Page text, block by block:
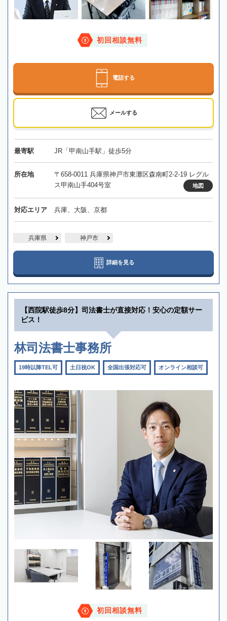
初回相談無料
電話する
メールする
最寄駅 JR「甲南山手駅」徒歩5分
所在地
〒658-0011 兵庫県神戸市東灘区森南町2-2-19 レグル
ス甲南山手404号室
地図
対応エリア 兵庫、大阪、京都
兵庫県 神戸市
詳細を見る
【西院駅徒歩8分】司法書士が直接対応！安心の定額サー
ビス！
林司法書士事務所
19時以降TEL可 土日祝OK 全国出張対応可 オンライン相談可
初回相談無料